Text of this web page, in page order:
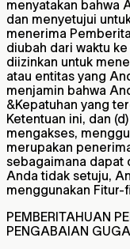
menyatakan bahwa
dan menyetujui
menerima
diubah dari waktu
diizinkan untuk
atau entitas yang
menjamin bahwa
&Kepatuhan yang
Ketentuan ini, dan
mengakses,
merupakan
sebagaimana dapat
Anda tidak setuju,
menggunakan Fitur-
PEMBERITAHUAN
PENGABAIAN